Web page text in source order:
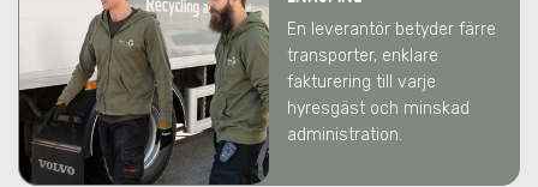
En leverantör betyder färre
transporter, enklare
fakturering till varje
hyresgäst och minskad
administration.